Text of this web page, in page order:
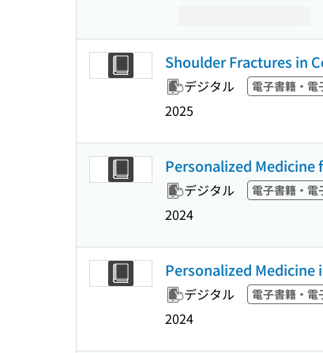
Shoulder Fractures in
デジタル 電子書籍・電
2025
Personalized
デジタル 電子書籍・電
2024
Personalized Medicine
デジタル 電子書籍・電
2024